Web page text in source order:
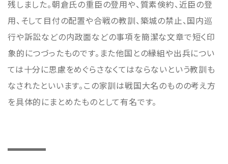
残しました。朝倉氏の重臣の登用や、質素倹約、近臣の登
用、そして目付の配置や合戦の教訓、築城の禁止、国内巡
行や訴訟などの内政面などの事項を簡潔な文章で短く印
象的につづったものです。また他国との縁組や出兵につい
ては十分に思慮をめぐらさなくてはならないという教訓も
なされたといいます。この家訓は戦国大名のものの考え方
を具体的にまとめたものとして有名です。